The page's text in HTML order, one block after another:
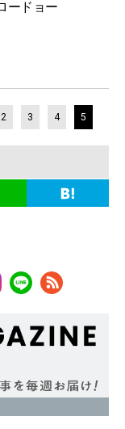
ードョー
2 3 4 5